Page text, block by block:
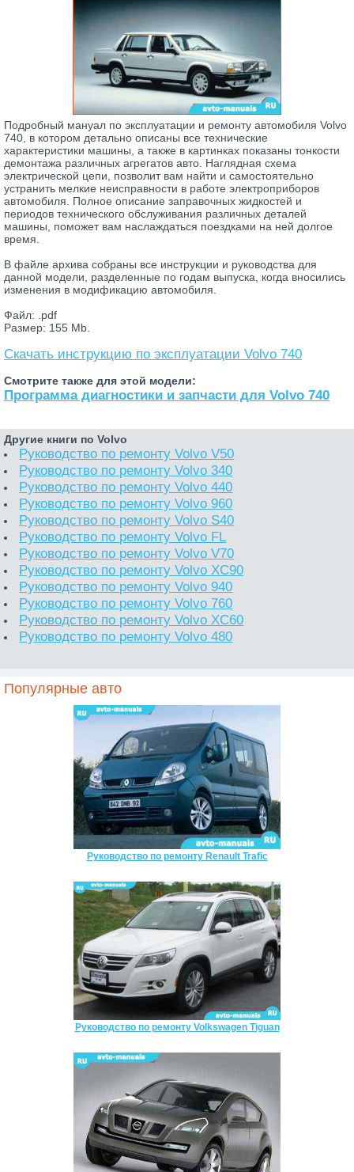
Подробный мануал по эксплуатации и ремонту автомобиля Volvo
740, в котором детально описаны все технические
характеристики машины, а также в картинках показаны тонкости
демонтажа различных агрегатов авто. Наглядная схема
электрической цепи, позволит вам найти и самостоятельно
устранить мелкие неисправности в работе электроприборов
автомобиля. Полное описание заправочных жидкостей и
периодов технического обслуживания различных деталей
машины, поможет вам наслаждаться поездками на ней долгое
время.
В файле архива собраны все инструкции и руководства для
данной модели, разделенные по годам выпуска, когда вносились
изменения в модификацию автомобиля.
Файл: .pdf
Размер: 155 Mb.
Скачать инструкцию по эксплуатации Volvo 740
Смотрите также для этой модели:
Программа диагностики и запчасти для Volvo 740
Другие книги по Volvo
Руководство по ремонту Volvo V50
Руководство по ремонту Volvo 340
Руководство по ремонту Volvo 440
Руководство по ремонту Volvo 960
Руководство по ремонту Volvo S40
Руководство по ремонту Volvo FL
Руководство по ремонту Volvo V70
Руководство по ремонту Volvo XC90
Руководство по ремонту Volvo 940
Руководство по ремонту Volvo 760
Руководство по ремонту Volvo XC60
Руководство по ремонту Volvo 480
Популярные авто
Руководство по ремонту Renault Trafic
Руководство по ремонту Volkswagen Tiguan